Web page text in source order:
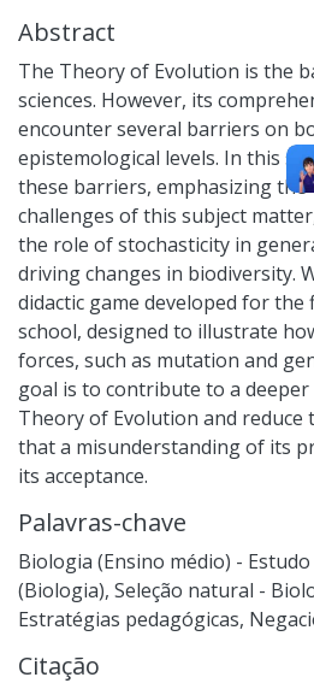
Abstract
The Theory of Evolution is the
sciences. However, its
encounter several barriers on
epistemological levels. In this
these barriers, emphasizing the
challenges of this subject
the role of stochasticity in
driving changes in biodiversity.
didactic game developed for
school, designed to illustrate
forces, such as mutation and
goal is to contribute to a
Theory of Evolution and reduce
that a misunderstanding of its
its acceptance.
Palavras-chave
Biologia (Ensino médio) -
(Biologia), Seleção natural -
Estratégias pedagógicas,
Citação